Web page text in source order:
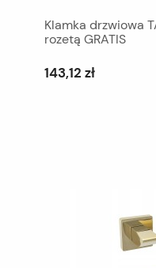
Klamka drzwiowa
rozetą GRATIS
143,12 zł